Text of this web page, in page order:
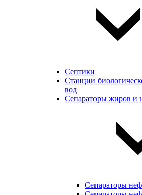
Септики
Станции
вод
Сепараторы жиров и
Сепараторы